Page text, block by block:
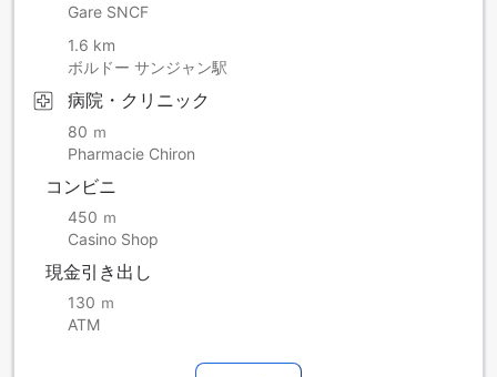
Gare SNCF
1.6 km
ボルドー サンジャン駅
病院・クリニック
80 ｍ
Pharmacie Chiron
コンビニ
450 ｍ
Casino Shop
現金引き出し
130 ｍ
ATM